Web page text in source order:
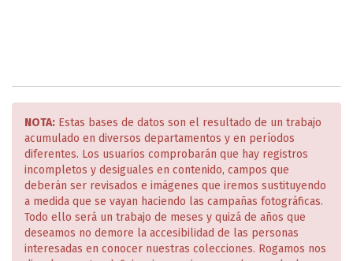
NOTA: Estas bases de datos son el resultado de un trabajo
acumulado en diversos departamentos y en períodos
diferentes. Los usuarios comprobarán que hay registros
incompletos y desiguales en contenido, campos que
deberán ser revisados e imágenes que iremos sustituyendo
a medida que se vayan haciendo las campañas fotográficas.
Todo ello será un trabajo de meses y quizá de años que
deseamos no demore la accesibilidad de las personas
interesadas en conocer nuestras colecciones. Rogamos nos